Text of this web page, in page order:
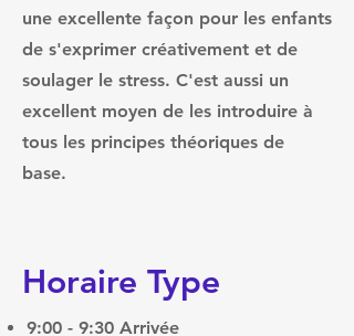
une excellente façon pour les enfants
de s'exprimer créativement et de
soulager le stress. C'est aussi un
excellent moyen de les introduire à
tous les principes théoriques de
base.
Horaire Type
9:00 - 9:30 Arrivée